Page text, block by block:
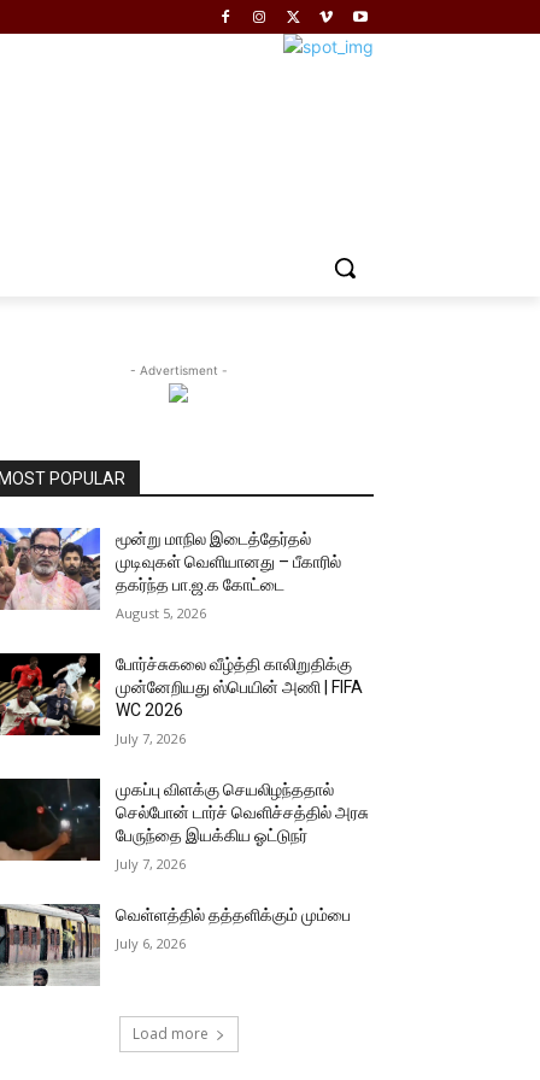
- Advertisment -
MOST POPULAR
மூன்று மாநில இடைத்தேர்தல்
முடிவுகள் வெளியானது – பீகாரில்
தகர்ந்த பா.ஜ.க கோட்டை
August 5, 2026
போர்ச்சுகலை வீழ்த்தி காலிறுதிக்கு
முன்னேறியது ஸ்பெயின் அணி | FIFA
WC 2026
July 7, 2026
முகப்பு விளக்கு செயலிழந்ததால்
செல்போன் டார்ச் வெளிச்சத்தில் அரசு
பேருந்தை இயக்கிய ஓட்டுநர்
July 7, 2026
வெள்ளத்தில் தத்தளிக்கும் மும்பை
July 6, 2026
Load more